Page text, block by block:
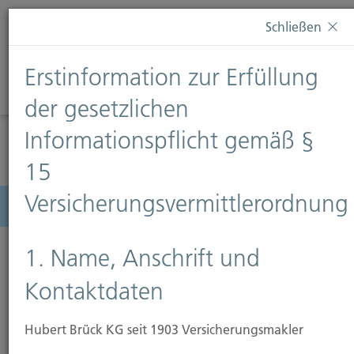
Diese Webseite verwendet Cookies. Wenn Sie weiterhin
Informationen finden Sie auf unserer SeiteDatenschutz
Diese Nachricht nicht erneut anzeigen
Menü
Wohngebäudeversicherung
Schließen
Erstinformation zur Erfüllung
der gesetzlichen
Informationspflicht gemäß §
15
Versicherungsvermittlerordnung
1. Name, Anschrift und
Kontaktdaten
Hubert Brück KG seit 1903 Versicherungsmakler